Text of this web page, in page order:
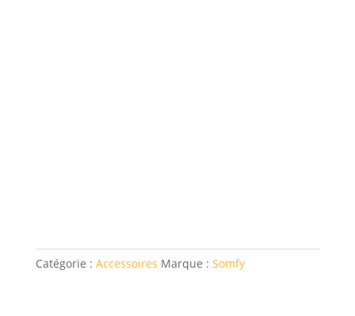
Catégorie : Accessoires Marque : Somfy